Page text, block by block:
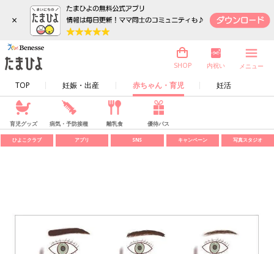
×
TOP 妊娠・出産 赤ちゃん・育児 妊活
SHOP 内祝い メニュー
育児グッズ 病気・予防接種 離乳食 優待パス
ひよこクラブ アプリ SNS キャンペーン 写真スタジオ